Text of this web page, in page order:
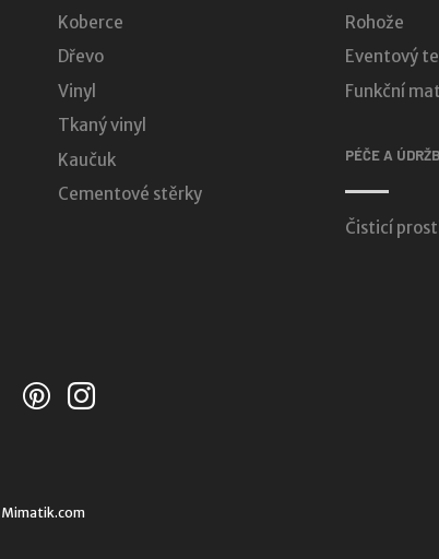
Koberce
Dřevo
Vinyl
Tkaný vinyl
Kaučuk
Cementové stěrky
Rohože
Eventový
Funkční
PÉČE A
Čisticí
Mimatik.com